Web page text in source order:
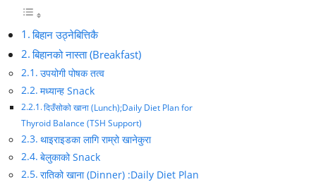
बिहान उठ्नेबित्तिकै
बिहानको नास्ता (Breakfast)
उपयोगी पोषक तत्व
मध्यान्ह Snack
दिउँसोको खाना (Lunch);Daily Diet Plan for
Thyroid Balance (TSH Support)
थाइराइडका लागि राम्रो खानेकुरा
बेलुकाको Snack
रातिको खाना (Dinner) :Daily Diet Plan